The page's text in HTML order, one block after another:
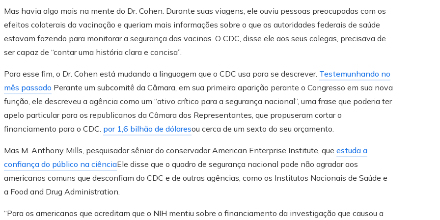
Mas havia algo mais na mente do Dr. Cohen. Durante suas viagens, ele ouviu pessoas preocupadas com os
efeitos colaterais da vacinação e queriam mais informações sobre o que as autoridades federais de saúde
estavam fazendo para monitorar a segurança das vacinas. O CDC, disse ele aos seus colegas, precisava de
ser capaz de “contar uma história clara e concisa”.
Para esse fim, o Dr. Cohen está mudando a linguagem que o CDC usa para se descrever. Testemunhando no
mês passado Perante um subcomitê da Câmara, em sua primeira aparição perante o Congresso em sua nova
função, ele descreveu a agência como um “ativo crítico para a segurança nacional”, uma frase que poderia ter
apelo particular para os republicanos da Câmara dos Representantes, que propuseram cortar o
financiamento para o CDC. por 1,6 bilhão de dólaresou cerca de um sexto do seu orçamento.
Mas M. Anthony Mills, pesquisador sênior do conservador American Enterprise Institute, que estuda a
confiança do público na ciênciaEle disse que o quadro de segurança nacional pode não agradar aos
americanos comuns que desconfiam do CDC e de outras agências, como os Institutos Nacionais de Saúde e
a Food and Drug Administration.
“Para os americanos que acreditam que o NIH mentiu sobre o financiamento da investigação que causou a